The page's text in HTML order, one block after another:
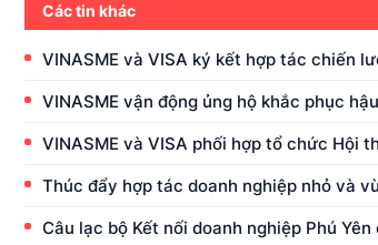
Các tin khác
VINASME và VISA ký kết hợp tác chiến
VINASME vận động ủng hộ khắc phục
VINASME và VISA phối hợp tổ chức Hội
Thúc đẩy hợp tác doanh nghiệp nhỏ và
Câu lạc bộ Kết nối doanh nghiệp Phú